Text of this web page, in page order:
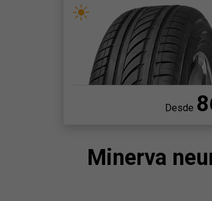
Desde
Minerva